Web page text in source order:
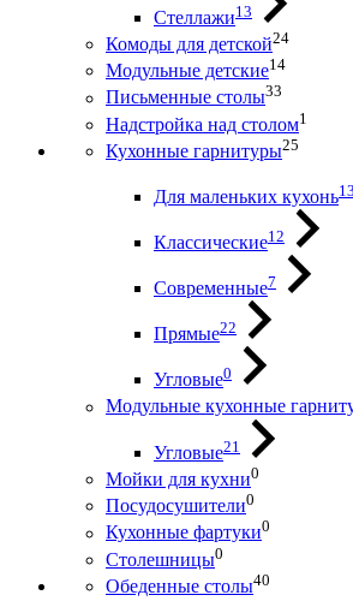
Стеллажи13
Комоды для детской24
Модульные детские14
Письменные столы33
Надстройка над столом1
Кухонные гарнитуры25
Для маленьких кухонь13
Классические12
Современные7
Прямые22
Угловые0
Модульные кухонные
Угловые21
Мойки для кухни0
Посудосушители0
Кухонные фартуки0
Столешницы0
Обеденные столы40